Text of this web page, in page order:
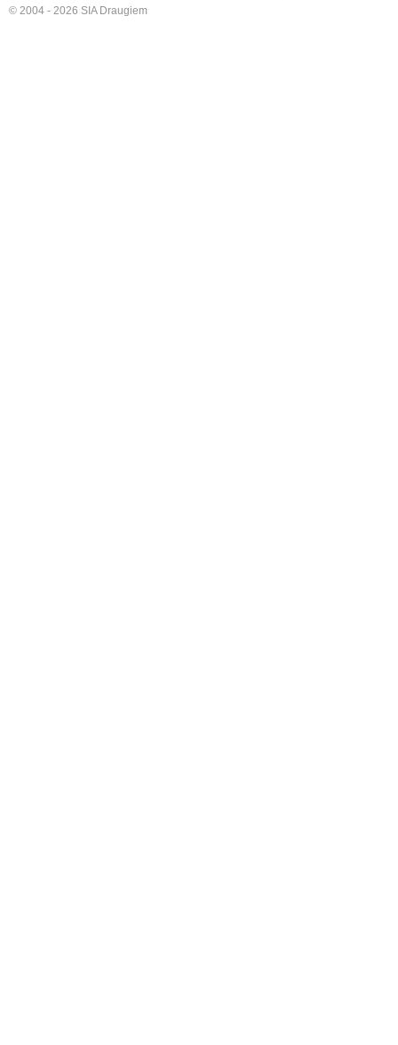
© 2004 - 2026 SIA Draugiem